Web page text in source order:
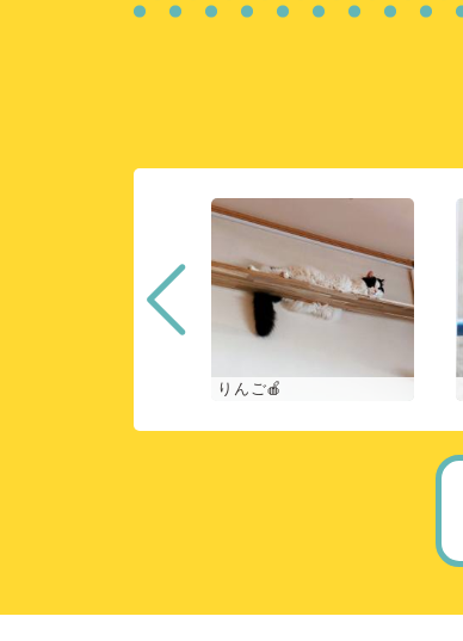
りんご🍎